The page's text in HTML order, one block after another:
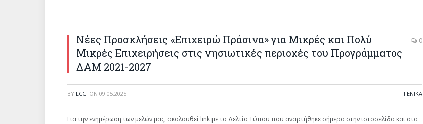
Νέες Προσκλήσεις «Επιχειρώ Πράσινα» για Μικρές και Πολύ
Μικρές Επιχειρήσεις στις νησιωτικές περιοχές του Προγράμματος
ΔΑΜ 2021-2027
0
BY LCCI ON 09.05.2025 ΓΕΝΙΚΑ
Για την ενημέρωση των μελών μας, ακολουθεί link με το Δελτίο Τύπου που αναρτήθηκε σήμερα στην ιστοσελίδα και στα